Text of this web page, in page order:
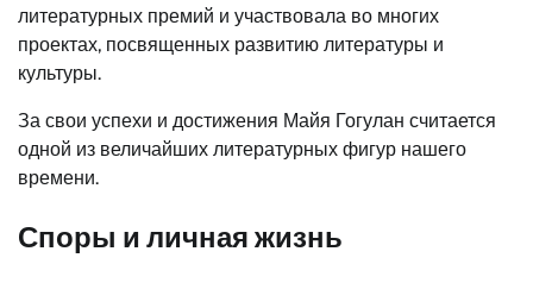
литературных премий и участвовала во многих
проектах, посвященных развитию литературы и
культуры.
За свои успехи и достижения Майя Гогулан считается
одной из величайших литературных фигур нашего
времени.
Споры и личная жизнь